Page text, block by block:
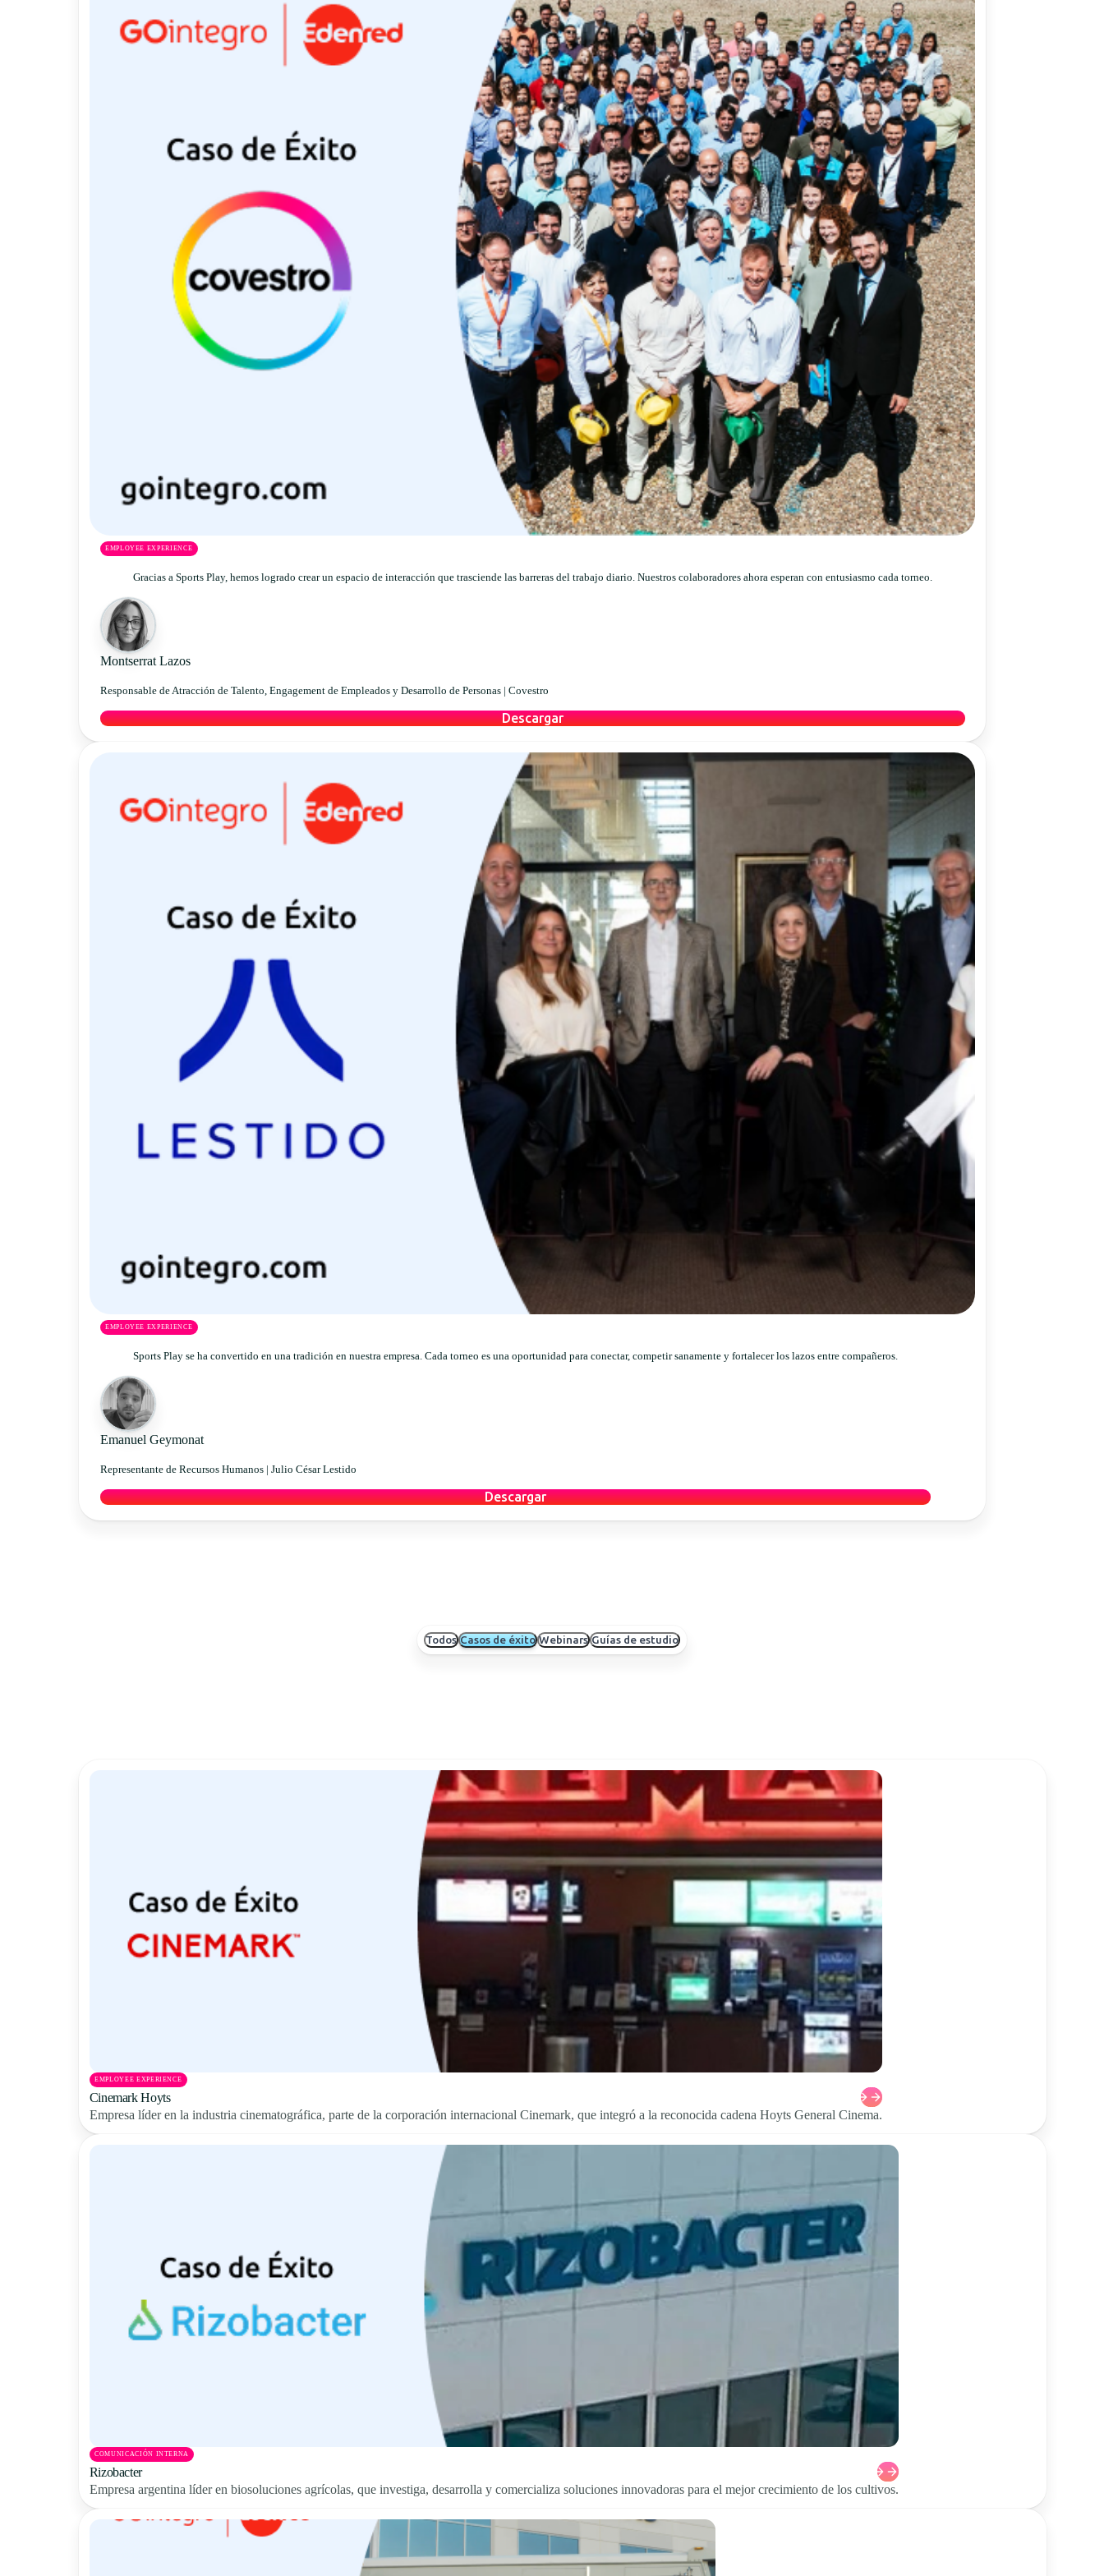
EMPLOYEE EXPERIENCE
Gracias a Sports Play, hemos logrado crear un espacio de interacción que trasciende las barreras del trabajo diario. Nuestros colaboradores ahora esperan con entusiasmo cada torneo.
Montserrat Lazos
Responsable de Atracción de Talento, Engagement de Empleados y Desarrollo de Personas | Covestro
Descargar
EMPLOYEE EXPERIENCE
Sports Play se ha convertido en una tradición en nuestra empresa. Cada torneo es una oportunidad para conectar, competir sanamente y fortalecer los lazos entre compañeros.
Emanuel Geymonat
Representante de Recursos Humanos | Julio César Lestido
Descargar
Todos Casos de éxito Webinars Guías de estudio
EMPLOYEE EXPERIENCE
Cinemark Hoyts
Empresa líder en la industria cinematográfica, parte de la corporación internacional Cinemark, que integró a la reconocida cadena Hoyts General Cinema.
COMUNICACIÓN INTERNA
Rizobacter
Empresa argentina líder en biosoluciones agrícolas, que investiga, desarrolla y comercializa soluciones innovadoras para el mejor crecimiento de los cultivos.